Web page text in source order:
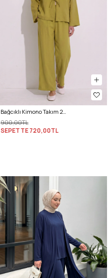
Bağcıklı Kimono Takım 26610 - YAĞ YEŞİLİ
900,00TL
SEPETTE720,00TL